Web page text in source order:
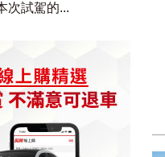
次試駕的...